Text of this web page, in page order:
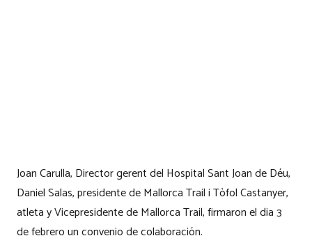
Joan Carulla, Director gerent del Hospital Sant Joan de Déu,
Daniel Salas, presidente de Mallorca Trail i Tòfol Castanyer,
atleta y Vicepresidente de Mallorca Trail, firmaron el dia 3
de febrero un convenio de colaboración.